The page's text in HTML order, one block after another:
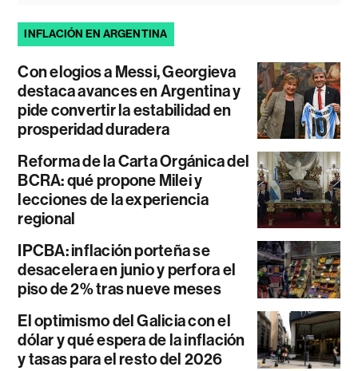
INFLACIÓN EN ARGENTINA
Con elogios a Messi, Georgieva
destaca avances en Argentina y
pide convertir la estabilidad en
prosperidad duradera
Reforma de la Carta Orgánica del
BCRA: qué propone Milei y
lecciones de la experiencia
regional
IPCBA: inflación porteña se
desacelera en junio y perfora el
piso de 2% tras nueve meses
El optimismo del Galicia con el
dólar y qué espera de la inflación
y tasas para el resto del 2026